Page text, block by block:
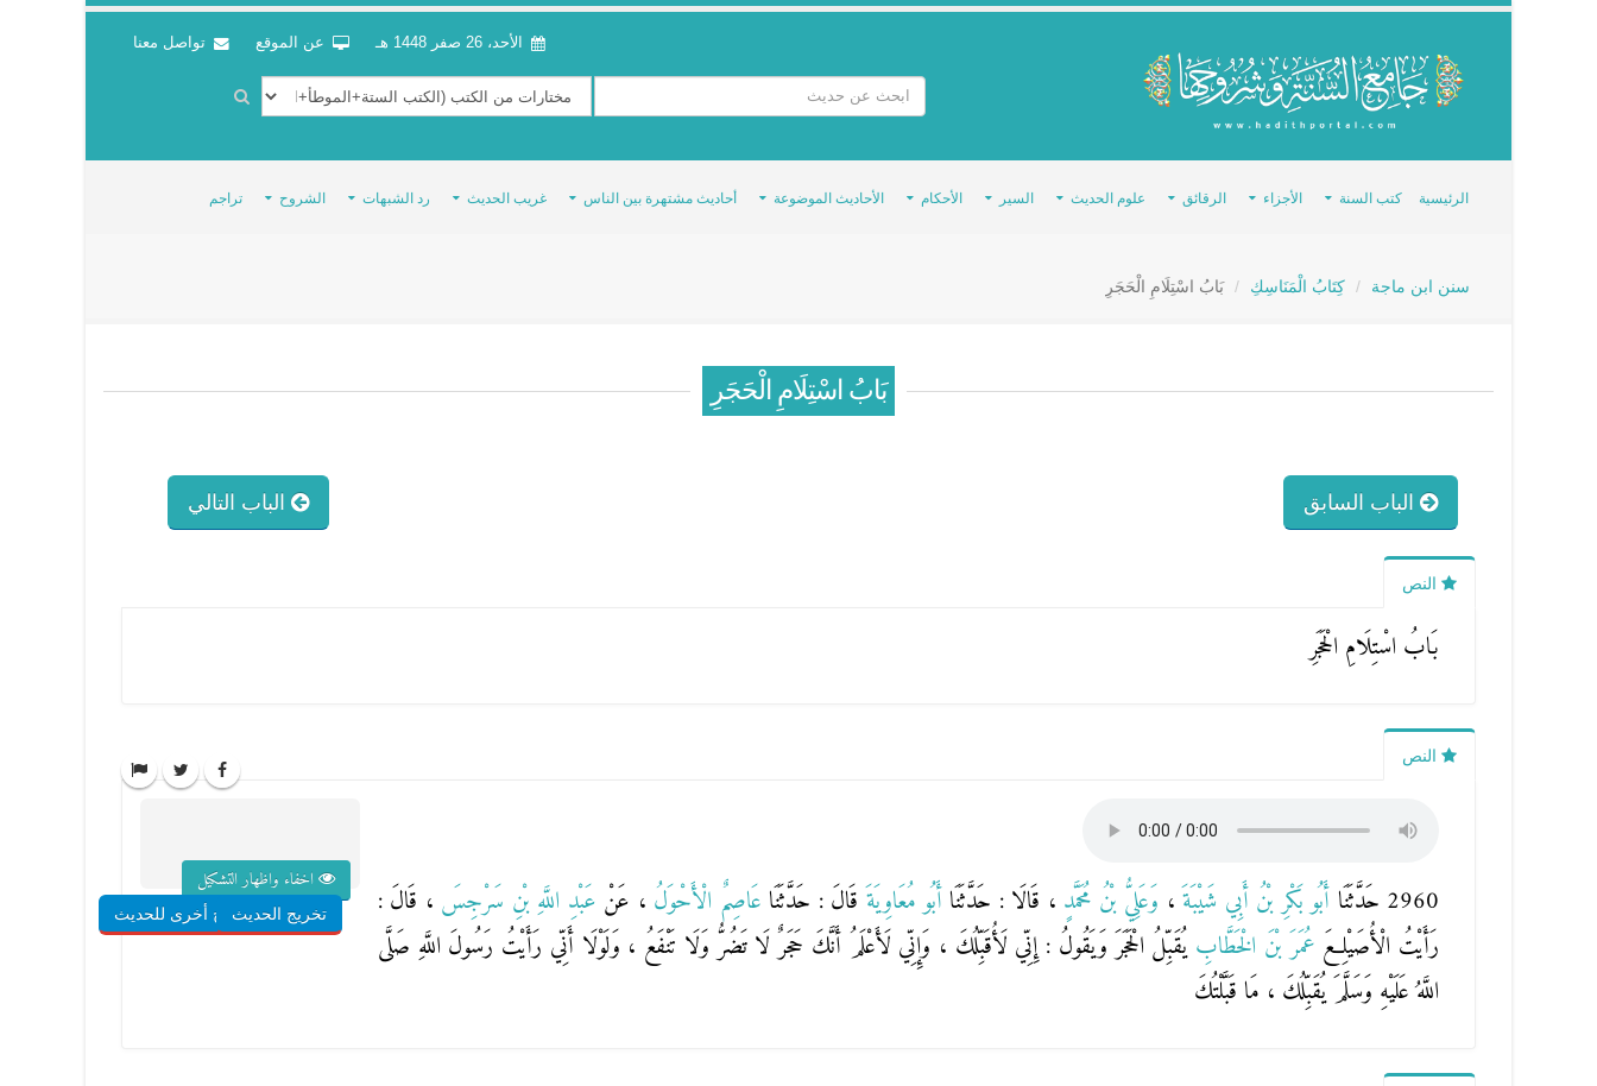
الأحد، 26 صفر 1448 هـ عن الموقع تواصل معنا
الرئيسية كتب السنة الأجزاء الرقائق علوم الحديث السير الأحكام الأحاديث الموضوعة أحاديث مشتهرة بين الناس غريب الحديث رد الشبهات الشروح تراجم
سنن ابن ماجة كِتَابُ الْمَنَاسِكِ بَابُ اسْتِلَامِ الْحَجَرِ
بَابُ اسْتِلَامِ الْحَجَرِ
الباب السابق الباب التالي
النص
بَابُ اسْتِلَامِ الْحَجَرِ
النص
2960 حَدَّثَنَا أَبُو بَكْرِ بْنُ أَبِي شَيْبَةَ ، وَعَلِيُّ بْنُ مُحَمَّدٍ ، قَالَا : حَدَّثَنَا أَبُو مُعَاوِيَةَ قَالَ : حَدَّثَنَا عَاصِمٌ الْأَحْوَلُ ، عَنْ عَبْدِ اللَّهِ بْنِ سَرْجِسَ ، قَالَ :
رَأَيْتُ الْأُصَيْلِعَ عُمَرَ بْنَ الْخَطَّابِيُقَبِّلُ الْحَجَرَ وَيَقُولُ : إِنِّي لَأُقَبِّلُكَ ، وَإِنِّي لَأَعْلَمُ أَنَّكَ حَجَرٌ لَا تَضُرُّ وَلَا تَنْفَعُ ، وَلَوْلَا أَنِّي رَأَيْتُ رَسُولَ اللَّهِ صَلَّى
اللَّهُ عَلَيْهِ وَسَلَّمَ يُقَبِّلُكَ ، مَا قَبَّلْتُكَ
اخفاء واظهار التشكيل
تخريج الحديثشروح أخرى للحديث